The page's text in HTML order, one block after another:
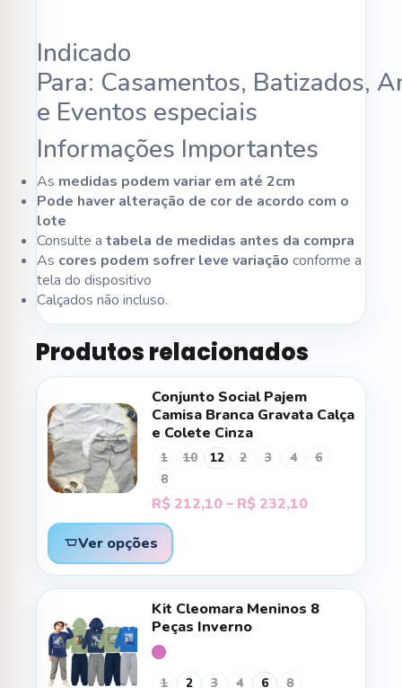
Indicado
Para: Casamentos, Batizados,
e Eventos especiais
Informações Importantes
As medidas podem variar em até 2cm
Pode haver alteração de cor de acordo com o
lote
Consulte a tabela de medidas antes da compra
As cores podem sofrer leve variação conforme a
tela do dispositivo
Calçados não incluso.
Produtos relacionados
Conjunto Social Pajem
Camisa Branca Gravata Calça
e Colete Cinza
1 10 12 2 3 4
6
8
R$ 212,10– R$ 232,10Faixa
R$ 212,10
através
R$ 232,10
Ver opções
Kit Cleomara Meninos 8
Peças Inverno
1 2 3 4 6 8